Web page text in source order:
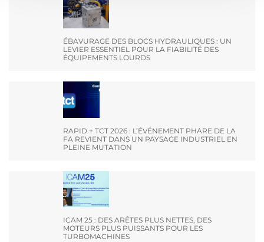
ÉBAVURAGE DES BLOCS HYDRAULIQUES : UN
LEVIER ESSENTIEL POUR LA FIABILITÉ DES
ÉQUIPEMENTS LOURDS
RAPID + TCT 2026 : L’ÉVÉNEMENT PHARE DE LA
FA REVIENT DANS UN PAYSAGE INDUSTRIEL EN
PLEINE MUTATION
ICAM 25 : DES ARÊTES PLUS NETTES, DES
MOTEURS PLUS PUISSANTS POUR LES
TURBOMACHINES